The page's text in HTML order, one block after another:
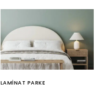
LAMINAT PARKE